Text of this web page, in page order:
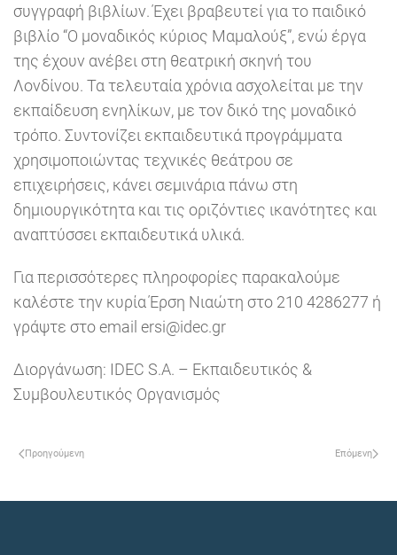
συγγραφή βιβλίων. Έχει βραβευτεί για το παιδικό
βιβλίο “Ο μοναδικός κύριος Μαμαλούξ”, ενώ έργα
της έχουν ανέβει στη θεατρική σκηνή του
Λονδίνου. Τα τελευταία χρόνια ασχολείται με την
εκπαίδευση ενηλίκων, με τον δικό της μοναδικό
τρόπο. Συντονίζει εκπαιδευτικά προγράμματα
χρησιμοποιώντας τεχνικές θεάτρου σε
επιχειρήσεις, κάνει σεμινάρια πάνω στη
δημιουργικότητα και τις οριζόντιες ικανότητες και
αναπτύσσει εκπαιδευτικά υλικά.
Για περισσότερες πληροφορίες παρακαλούμε
καλέστε την κυρία Έρση Νιαώτη στο 210 4286277 ή
γράψτε στο email ersi@idec.gr
Διοργάνωση: IDEC S.A. – Εκπαιδευτικός &
Συμβουλευτικός Οργανισμός
Προηγούμενη Επόμενη